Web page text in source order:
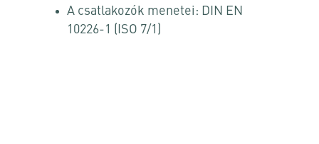
A csatlakozók menetei: DIN EN
10226-1 (ISO 7/1)